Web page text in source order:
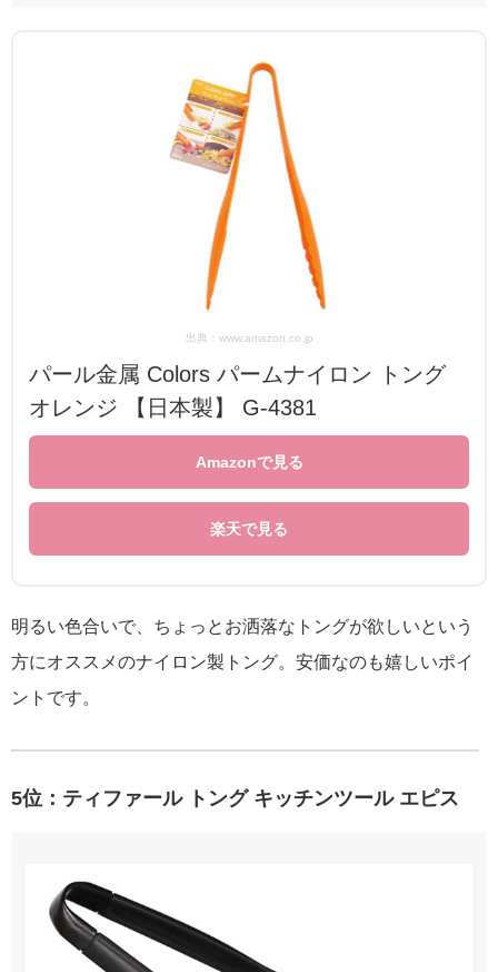
出典：www.amazon.co.jp
パール金属 Colors パームナイロン トング
オレンジ 【日本製】 G-4381
Amazonで見る
楽天で見る
明るい色合いで、ちょっとお洒落なトングが欲しいという
方にオススメのナイロン製トング。安価なのも嬉しいポイ
ントです。
5位：ティファール トング キッチンツール エピス